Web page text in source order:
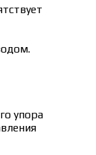
упора